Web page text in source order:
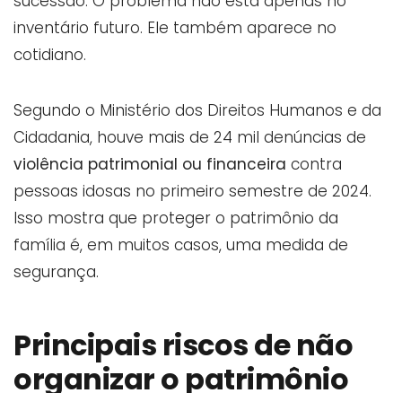
inventário futuro. Ele também aparece no
cotidiano.
Segundo o Ministério dos Direitos Humanos e da
Cidadania, houve mais de 24 mil denúncias de
violência patrimonial ou financeira contra
pessoas idosas no primeiro semestre de 2024.
Isso mostra que proteger o patrimônio da
família é, em muitos casos, uma medida de
segurança.
Principais riscos de não
organizar o patrimônio